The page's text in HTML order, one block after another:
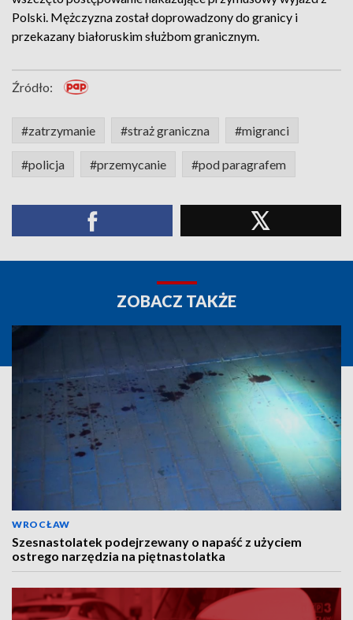
Polski. Mężczyzna został doprowadzony do granicy i
przekazany białoruskim służbom granicznym.
Źródło:
#zatrzymanie #straż graniczna #migranci
#policja #przemycanie #pod paragrafem
ZOBACZ TAKŻE
WROCŁAW
Szesnastolatek podejrzewany o napaść z użyciem
ostrego narzędzia na piętnastolatka